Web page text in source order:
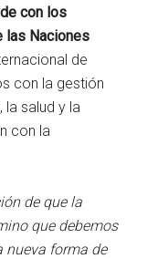
con los
las Naciones
de
con la gestión
la salud y la
con la
de que la
que debemos
nueva forma de